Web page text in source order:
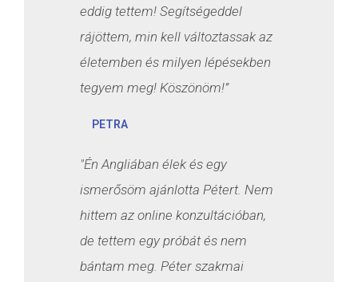
eddig tettem! Segítségeddel
rájöttem, min kell változtassak az
életemben és milyen lépésekben
tegyem meg! Köszönöm!”
PETRA
"Én Angliában élek és egy
ismerősöm ajánlotta Pétert. Nem
hittem az online konzultációban,
de tettem egy próbát és nem
bántam meg. Péter szakmai